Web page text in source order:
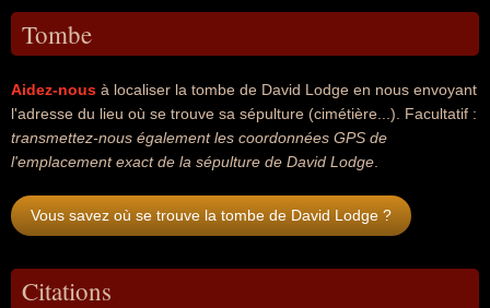
Tombe
Aidez-nous à localiser la tombe de David Lodge en nous envoyant
l'adresse du lieu où se trouve sa sépulture (cimétière...). Facultatif :
transmettez-nous également les coordonnées GPS de
l'emplacement exact de la sépulture de David Lodge
Vous savez où se trouve la tombe de David Lodge ?
Citations